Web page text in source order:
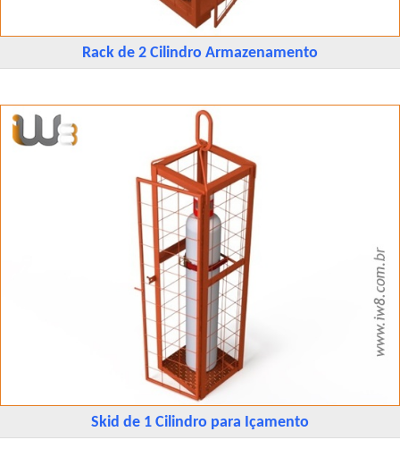
Rack de 2 Cilindro Armazenamento
Skid de 1 Cilindro para Içamento